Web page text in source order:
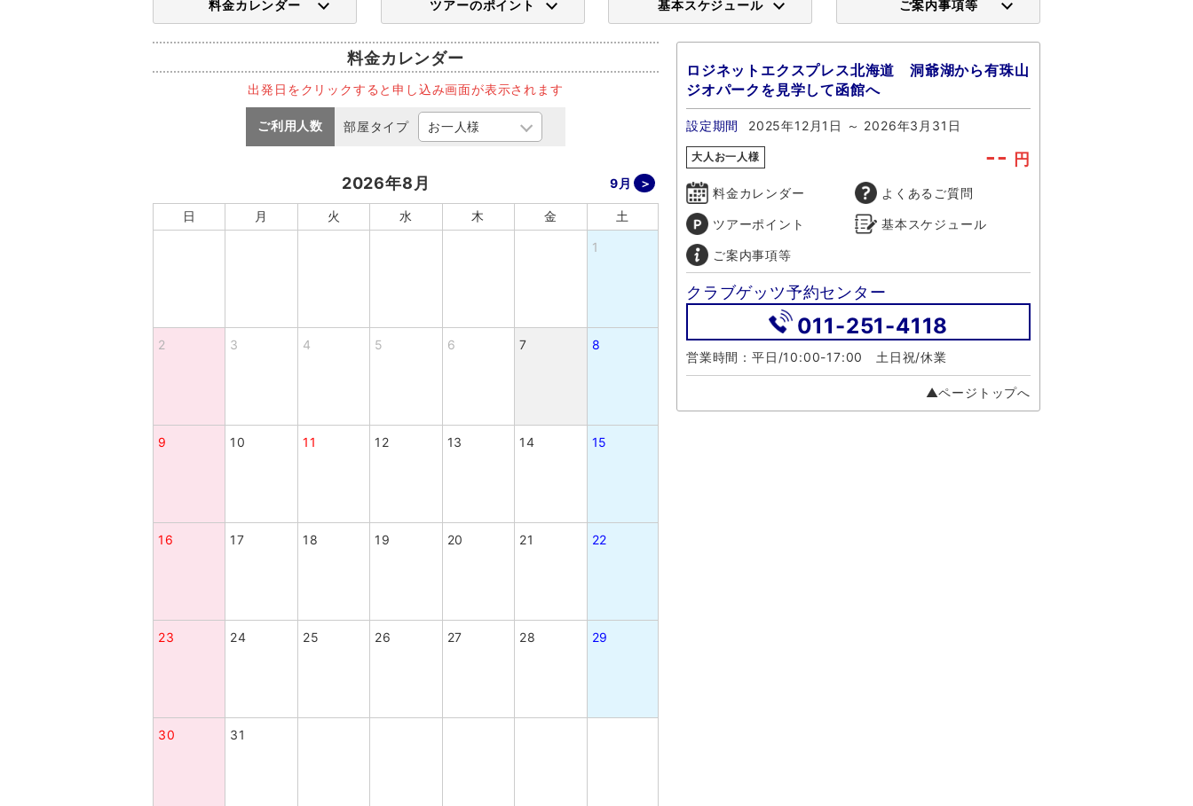
料金カレンダー ツアーのポイント 基本スケジュール ご案内事項等
料金カレンダー
出発日をクリックすると申し込み画面が表示されます
ご利用人数 部屋タイプ
2026年8月 9月
日 月 火 水 木 金 土
1
2 3 4 5 6 7 8
9 10 11 12 13 14 15
16 17 18 19 20 21 22
23 24 25 26 27 28 29
30 31
ロジネットエクスプレス北海道 洞爺湖から有珠山
ジオパークを見学して函館へ
設定期間 2025年12月1日 ～ 2026年3月31日
大人お一人様 -- 円
料金カレンダー よくあるご質問
ツアーポイント 基本スケジュール
ご案内事項等
クラブゲッツ予約センター
011-251-4118
営業時間：平日/10:00-17:00 土日祝/休業
▲ページトップへ